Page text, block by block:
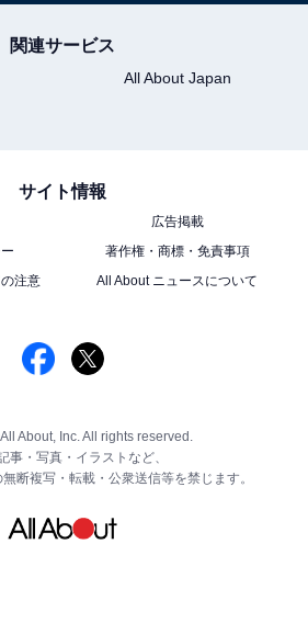
関連サービス
All About Japan
サイト情報
広告掲載
著作権・商標・免責事項
注意
All About ニュースについて
About, Inc. All rights reserved.
事・写真・イラストなど、
断複写・転載・公衆送信等を禁じます。